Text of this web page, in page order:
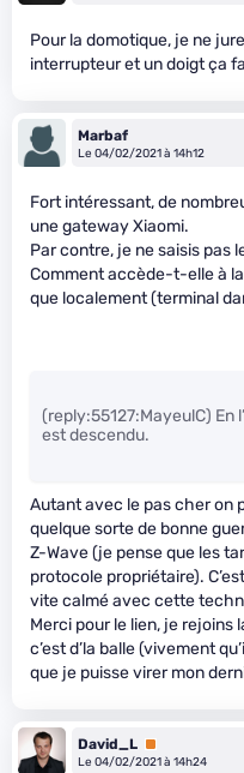
Pour la domotique, je ne
interrupteur et un doigt ça
Marbaf
Le 04/02/2021 à 14h12
Fort intéressant, de
une gateway Xiaomi.
Par contre, je ne saisis pas
Comment accède-t-elle à
que localement (terminal
(reply:55127:MayeulC) En
est descendu.
Autant avec le pas cher on
quelque sorte de bonne
Z-Wave (je pense que les
protocole propriétaire).
vite calmé avec cette
Merci pour le lien, je rejoins
c’est d’la balle (vivement
que je puisse virer mon
David_L Premium
Le 04/02/2021 à 14h24